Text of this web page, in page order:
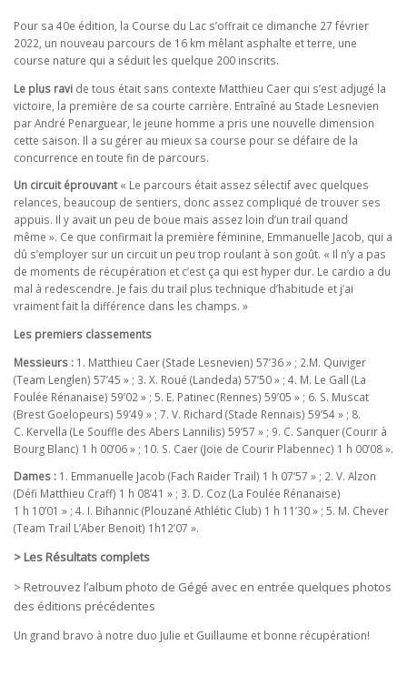
Pour sa 40e édition, la Course du Lac s’offrait ce dimanche 27 février
2022, un nouveau parcours de 16 km mêlant asphalte et terre, une
course nature qui a séduit les quelque 200 inscrits.
Le plus ravi de tous était sans contexte Matthieu Caer qui s’est adjugé la
victoire, la première de sa courte carrière. Entraîné au Stade Lesnevien
par André Penarguear, le jeune homme a pris une nouvelle dimension
cette saison. Il a su gérer au mieux sa course pour se défaire de la
concurrence en toute fin de parcours.
Un circuit éprouvant« Le parcours était assez sélectif avec quelques
relances, beaucoup de sentiers, donc assez compliqué de trouver ses
appuis. Il y avait un peu de boue mais assez loin d’un trail quand
même ». Ce que confirmait la première féminine, Emmanuelle Jacob, qui a
dû s’employer sur un circuit un peu trop roulant à son goût. « Il n’y a pas
de moments de récupération et c’est ça qui est hyper dur. Le cardio a du
mal à redescendre. Je fais du trail plus technique d’habitude et j’ai
vraiment fait la différence dans les champs. »
Les premiers classements
Messieurs : 1. Matthieu Caer (Stade Lesnevien) 57’36 » ; 2.M. Quiviger
(Team Lenglen) 57’45 » ; 3. X. Roué (Landeda) 57’50 » ; 4. M. Le Gall (La
Foulée Rénanaise) 59’02 » ; 5. E. Patinec (Rennes) 59’05 » ; 6. S. Muscat
(Brest Goelopeurs) 59’49 » ; 7. V. Richard (Stade Rennais) 59’54 » ; 8.
C. Kervella (Le Souffle des Abers Lannilis) 59’57 » ; 9. C. Sanquer (Courir à
Bourg Blanc) 1 h 00’06 » ; 10. S. Caer (Joie de Courir Plabennec) 1 h 00’08 ».
Dames : 1. Emmanuelle Jacob (Fach Raider Trail) 1 h 07’57 » ; 2. V. Alzon
(Défi Matthieu Craff) 1 h 08’41 » ; 3. D. Coz (La Foulée Rénanaise)
1 h 10’01 » ; 4. I. Bihannic (Plouzané Athlétic Club) 1 h 11’30 » ; 5. M. Chever
(Team Trail L’Aber Benoit) 1h12’07 ».
> Les Résultats complets
> Retrouvez l’album photo de Gégé avec en entrée quelques photos
des éditions précédentes
Un grand bravo à notre duo Julie et Guillaume et bonne récupération!